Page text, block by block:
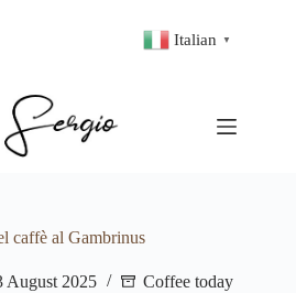
Italian ▼
caffè al Gambrinus
August 2025 Coffee today